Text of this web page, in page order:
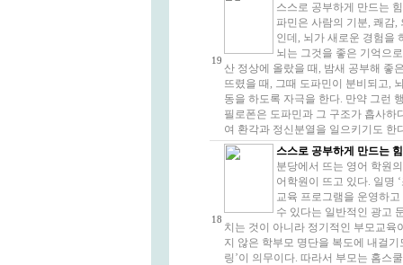
19
스스로 공부하게 만드는
파민은 사람의 기분, 쾌감
인데, 뇌가 새로운 경험을
뇌는 그것을 좋은 기억으
산 정상에 올랐을 때, 밤새 공부해 좋
뜨렸을 때, 그때 도파민이 분비되고,
동을 하도록 자극을 한다. 만약 그런
필로폰은 도파민과 그 구조가 흡사
여 환각과 정신분열을 일으키기도 한
18
스스로 공부하게 만드는
분당에서 뜨는 영어 학원
어학원이 뜨고 있다. 일명
교육 프로그램을 운영하
수 있다는 일반적인 광고
치는 것이 아니라 정기적인 부모교육
지 않은 학부모 명단을 복도에 내걸기
링’이 의무이다. 따라서 부모는 홈스